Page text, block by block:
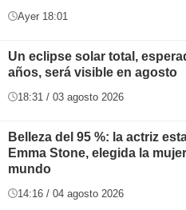
Ayer 18:01
Un eclipse solar total,
años, será visible en agosto
18:31 / 03 agosto 2026
Belleza del 95 %: la actriz
Emma Stone, elegida la
mundo
14:16 / 04 agosto 2026